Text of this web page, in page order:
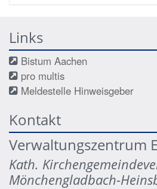
Links
Bistum Aachen
pro multis
Meldestelle Hinweisgeber
Kontakt
Verwaltungszentrum
Kath.
Mönchengladbach-